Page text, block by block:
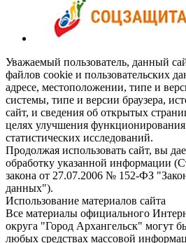
Уважаемый пользователь, данный
файлов cookie и пользовательских
адресе, местоположении, типе и
системы, типе и версии браузера,
сайт, и сведения об открытых
целях улучшения
статистических исследований.
Продолжая использовать сайт, вы
обработку указанной информации
закона от 27.07.2006 № 152-ФЗ
данных").
Использование материалов сайта
Все материалы официального
округа "Город Архангельск" могут
любых средствах массовой